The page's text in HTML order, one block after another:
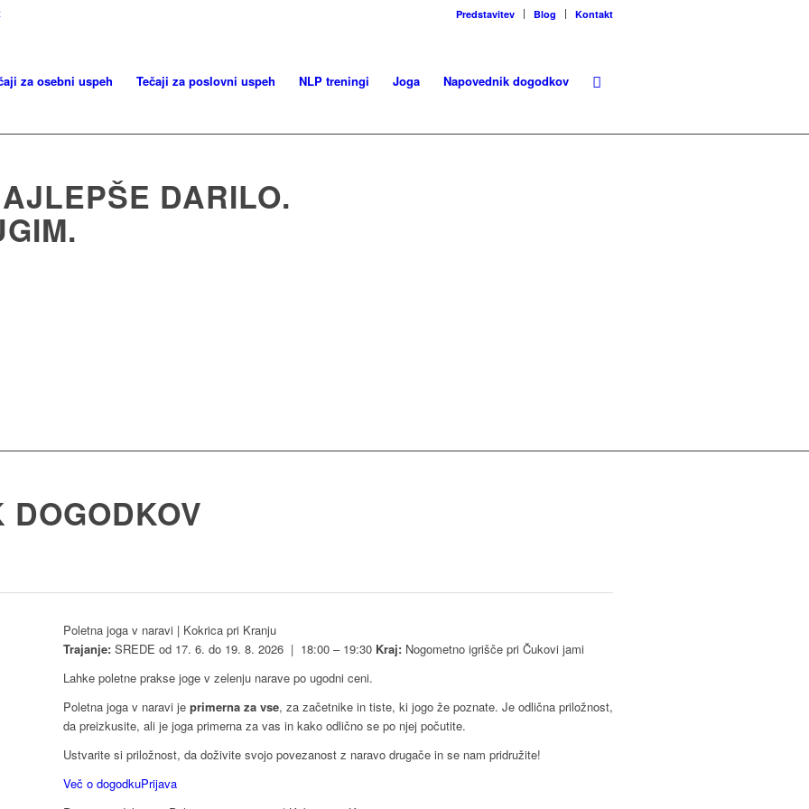
Predstavitev Blog Kontakt
za osebni uspeh Tečaji za poslovni uspeh NLP treningi Joga Napovednik dogodkov
DARILO.
Poletna joga v naravi | Kokrica pri Kranju
Trajanje: SREDE od 17. 6. do 19. 8. 2026 | 18:00 – 19:30 Kraj: Nogometno igrišče pri Čukovi jami
Lahke poletne prakse joge v zelenju narave po ugodni ceni.
Poletna joga v naravi je primerna za vse, za začetnike in tiste, ki jogo že poznate. Je odlična priložnost,
da preizkusite, ali je joga primerna za vas in kako odlično se po njej počutite.
Ustvarite si priložnost, da doživite svojo povezanost z naravo drugače in se nam pridružite!
Več o dogodkuPrijava